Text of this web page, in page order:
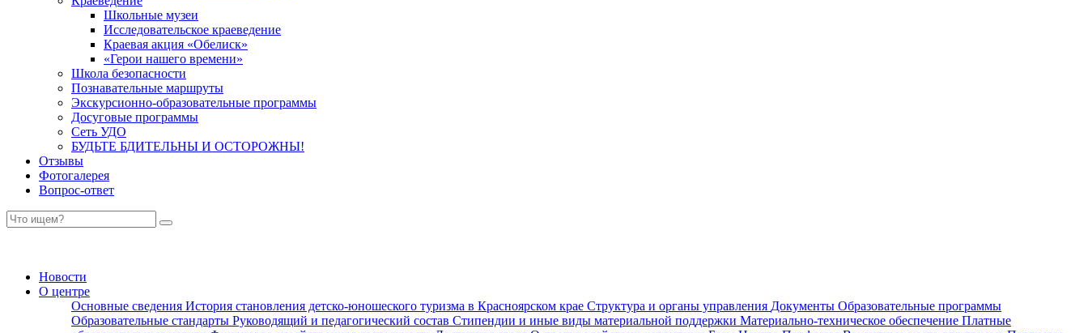
Школьные музеи
Исследовательское краеведение
Краевая акция «Обелиск»
«Герои нашего времени»
Школа безопасности
Познавательные маршруты
Экскурсионно-образовательные программы
Досуговые программы
Сеть УДО
БУДЬТЕ БДИТЕЛЬНЫ И ОСТОРОЖНЫ!
Отзывы
Фотогалерея
Вопрос-ответ
Новости
О центре
Основные сведения История становления детско-юношеского туризма в Красноярском крае Структура и органы управления Документы Образовательные программы
Образовательные стандарты Руководящий и педагогический состав Стипендии и иные виды материальной поддержки Материально-техническое обеспечение Платные